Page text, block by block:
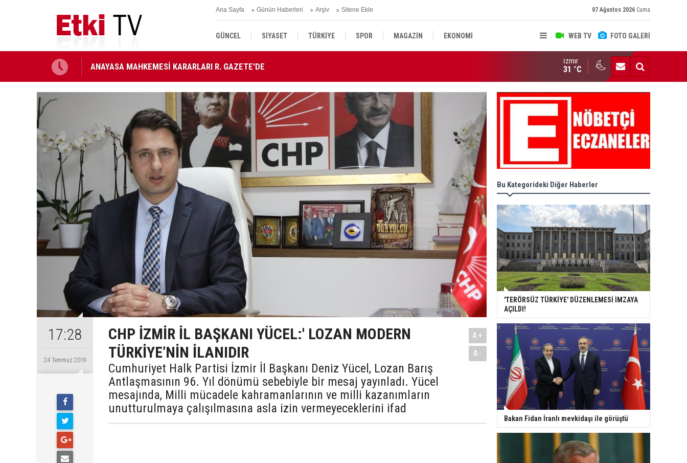
Ana Sayfa Günün Haberleri Arşiv Sitene Ekle 07 Ağustos 2026 Cuma
WEB TV FOTO GALERİ
GÜNCEL SİYASET TÜRKİYE SPOR MAGAZİN EKONOMİ
KÜLTÜR SANAT
ANAYASA MAHKEMESİ KARARLARI R. GAZETE'DE
Ahbap Derneği'nin yönetimine kayyum atandı
Türkiye, Suudi Arabistan ve Pakistan'dan Mekke Savunma
İzmir
31 °C
17:28
24 Temmuz 2019
CHP İZMİR İL BAŞKANI YÜCEL:' LOZAN MODERN
TÜRKİYE’NİN İLANIDIR
Cumhuriyet Halk Partisi İzmir İl Başkanı Deniz Yücel, Lozan Barış
Antlaşmasının 96. Yıl dönümü sebebiyle bir mesaj yayınladı. Yücel
mesajında, Milli mücadele kahramanlarının ve milli kazanımların
unutturulmaya çalışılmasına asla izin vermeyeceklerini ifad
A+
A-
Bu Kategorideki Diğer Haberler
'TERÖRSÜZ TÜRKİYE' DÜZENLEMESİ İMZAYA
AÇILDI!
Bakan Fidan İranlı mevkidaşı ile görüştü